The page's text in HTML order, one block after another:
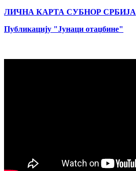
ЛИЧНА КАРТА СУБНОР СРБИЈА
Публикацију "Јунаци отаџбине"